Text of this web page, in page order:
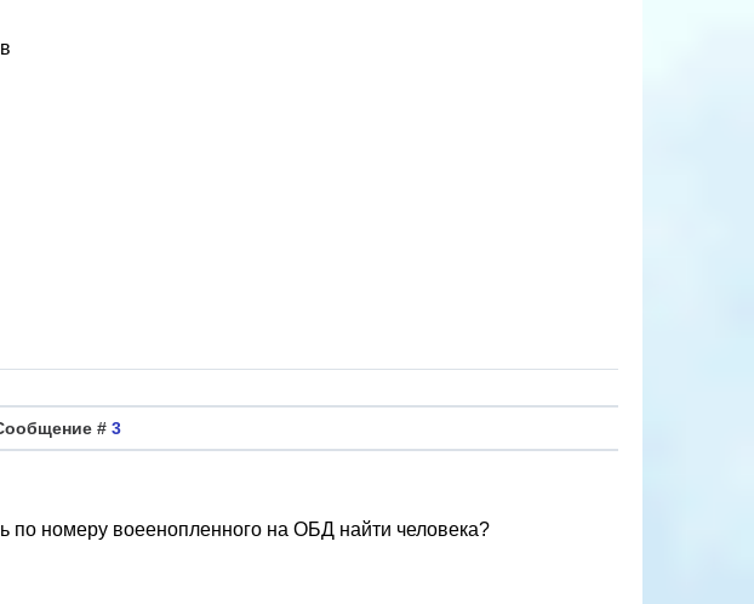
# 3
по номеру воеенопленного на ОБД найти человека?